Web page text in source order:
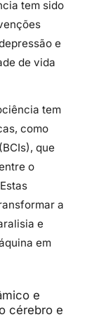
tem sido
e
de vida
tem
como
que
o
a
e
em
e
cérebro e